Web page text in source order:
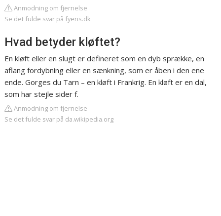
Anmodning om fjernelse
Se det fulde svar på fyens.dk
Hvad betyder kløftet?
En kløft eller en slugt er defineret som en dyb sprække, en
aflang fordybning eller en sænkning, som er åben i den ene
ende. Gorges du Tarn – en kløft i Frankrig. En kløft er en dal,
som har stejle sider f.
Anmodning om fjernelse
Se det fulde svar på da.wikipedia.org